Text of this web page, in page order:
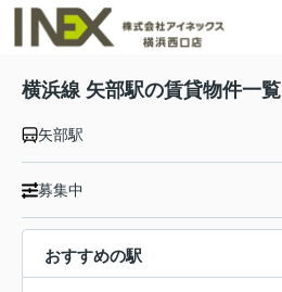
横浜線 矢部駅の賃貸物件一覧
矢部駅
募集中
おすすめの駅